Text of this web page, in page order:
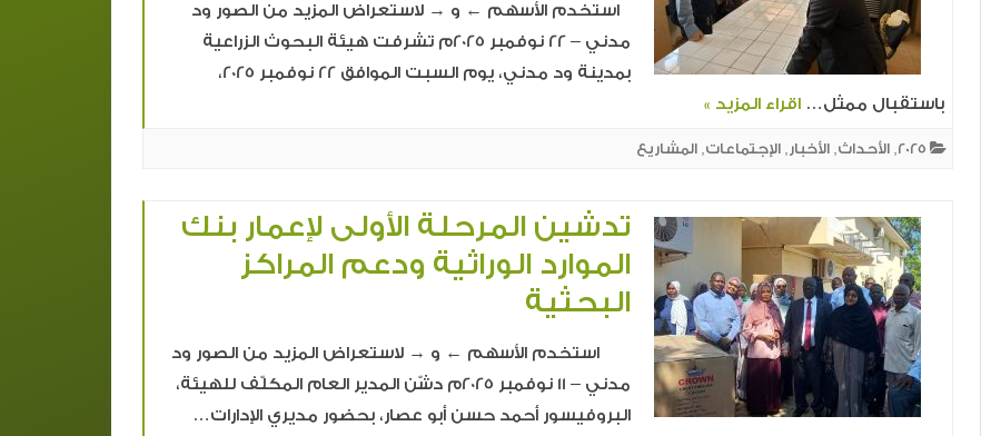
استخدم الأسهم ← و → لاستعراض المزيد من الصور ود
مدني – 22 نوفمبر 2025م تشرفت هيئة البحوث الزراعية
بمدينة ود مدني، يوم السبت الموافق 22 نوفمبر 2025،
باستقبال ممثل…اقراء المزيد »
2025
,الأحداث,الأخبار ,الإجتماعات,المشاريع
تدشين المرحلة الأولى لإعمار بنك
الموارد الوراثية ودعم المراكز
البحثية
استخدم الأسهم ← و → لاستعراض المزيد من الصور ود
مدني – 11 نوفمبر 2025م دشّن المدير العام المكلّف للهيئة،
البروفيسور أحمد حسن أبو عصار، بحضور مديري الإدارات…